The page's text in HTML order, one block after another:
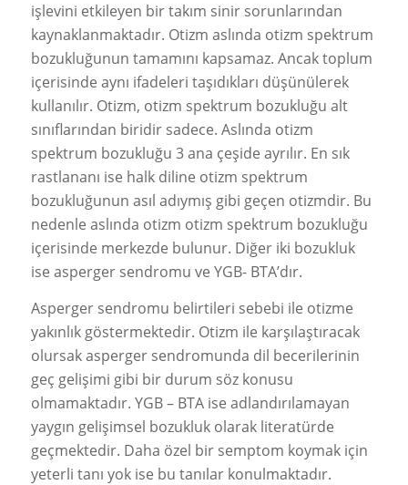
işlevini etkileyen bir takım sinir sorunlarından
kaynaklanmaktadır. Otizm aslında otizm spektrum
bozukluğunun tamamını kapsamaz. Ancak toplum
içerisinde aynı ifadeleri taşıdıkları düşünülerek
kullanılır. Otizm, otizm spektrum bozukluğu alt
sınıflarından biridir sadece. Aslında otizm
spektrum bozukluğu 3 ana çeşide ayrılır. En sık
rastlananı ise halk diline otizm spektrum
bozukluğunun asıl adıymış gibi geçen otizmdir. Bu
nedenle aslında otizm otizm spektrum bozukluğu
içerisinde merkezde bulunur. Diğer iki bozukluk
ise asperger sendromu ve YGB- BTA’dır.
Asperger sendromu belirtileri sebebi ile otizme
yakınlık göstermektedir. Otizm ile karşılaştıracak
olursak asperger sendromunda dil becerilerinin
geç gelişimi gibi bir durum söz konusu
olmamaktadır. YGB – BTA ise adlandırılamayan
yaygın gelişimsel bozukluk olarak literatürde
geçmektedir. Daha özel bir semptom koymak için
yeterli tanı yok ise bu tanılar konulmaktadır.